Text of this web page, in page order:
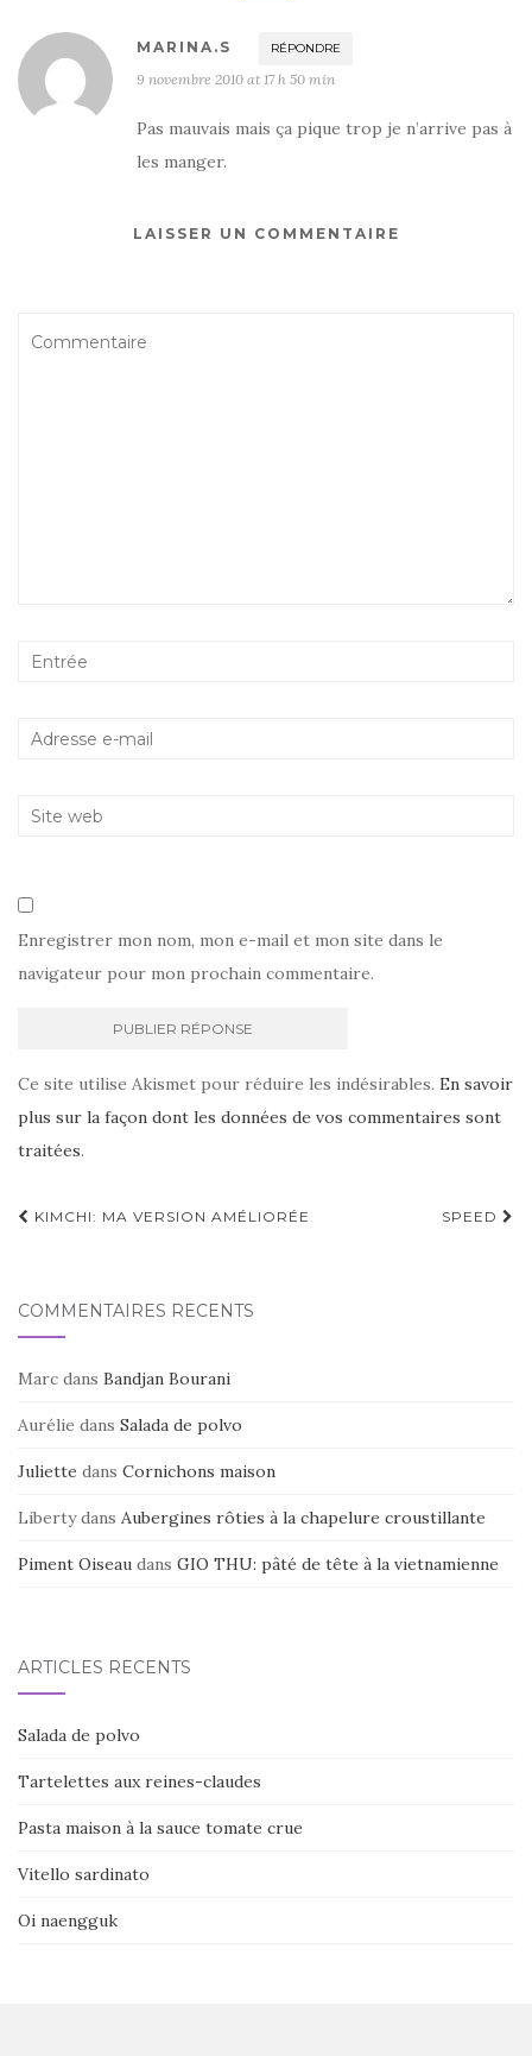
MARINA.S RÉPONDRE
9 novembre 2010 at 17 h 50 min
Pas mauvais mais ça pique trop je n’arrive pas à
les manger.
LAISSER UN COMMENTAIRE
Enregistrer mon nom, mon e-mail et mon site dans le
navigateur pour mon prochain commentaire.
Ce site utilise Akismet pour réduire les indésirables. En savoir
plus sur la façon dont les données de vos commentaires sont
traitées.
Navigation
KIMCHI: MA VERSION AMÉLIORÉE SPEED
COMMENTAIRES RÉCENTS
Marc dans Bandjan Bourani
Aurélie dans Salada de polvo
Juliette dans Cornichons maison
Libertydans Aubergines rôties à la chapelure croustillante
Piment Oiseau dans GIO THU: pâté de tête à la vietnamienne
ARTICLES RÉCENTS
Salada de polvo
Tartelettes aux reines-claudes
Pasta maison à la sauce tomate crue
Vitello sardinato
Oi naengguk